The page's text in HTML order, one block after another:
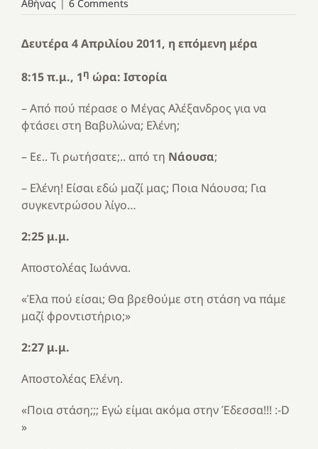
Αθήνας | 6 Comments
Δευτέρα 4 Απριλίου 2011, η επόμενη μέρα
8:15 π.μ., 1η ώρα: Ιστορία
– Από πού πέρασε ο Μέγας Αλέξανδρος για να
φτάσει στη Βαβυλώνα; Ελένη;
– Εε.. Τι ρωτήσατε;.. από τη Νάουσα;
– Ελένη! Είσαι εδώ μαζί μας; Ποια Νάουσα; Για
συγκεντρώσου λίγο…
2:25 μ.μ.
Αποστολέας Ιωάννα.
«Έλα πού είσαι; Θα βρεθούμε στη στάση να πάμε
μαζί φροντιστήριο;»
2:27 μ.μ.
Αποστολέας Ελένη.
«Ποια στάση;;; Εγώ είμαι ακόμα στην Έδεσσα!!! :-D
»